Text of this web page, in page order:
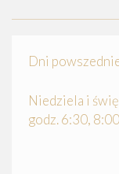
Dni
Niedziela i
godz. 6:30,